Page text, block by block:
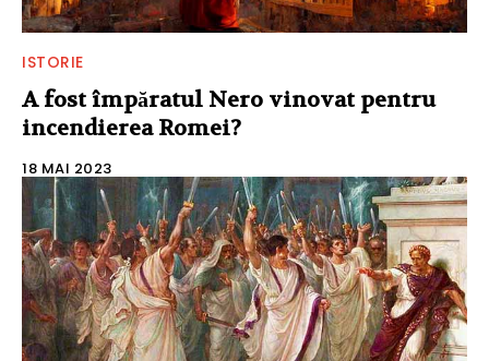
ISTORIE
A fost împăratul Nero vinovat pentru
incendierea Romei?
18 MAI 2023